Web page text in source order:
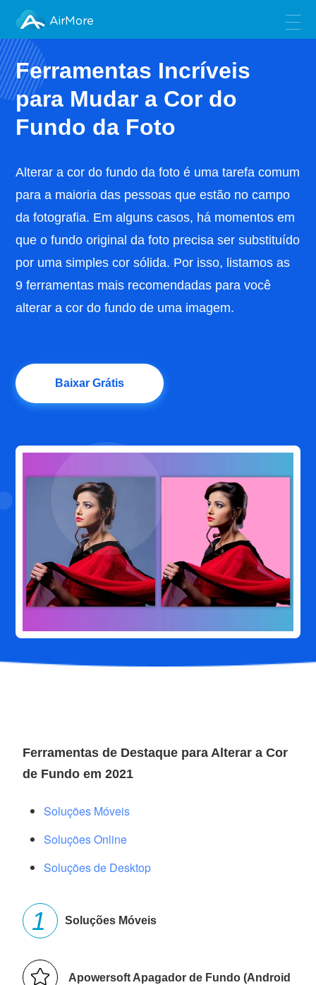
AirMore
Ferramentas Incríveis
para Mudar a Cor do
Fundo da Foto
Alterar a cor do fundo da foto é uma tarefa comum
para a maioria das pessoas que estão no campo
da fotografia. Em alguns casos, há momentos em
que o fundo original da foto precisa ser substituído
por uma simples cor sólida. Por isso, listamos as
9 ferramentas mais recomendadas para você
alterar a cor do fundo de uma imagem.
Baixar Grátis
Ferramentas de Destaque para Alterar a Cor
de Fundo em 2021
Soluções Móveis
Soluções Online
Soluções de Desktop
Soluções Móveis
Apowersoft Apagador de Fundo (Android